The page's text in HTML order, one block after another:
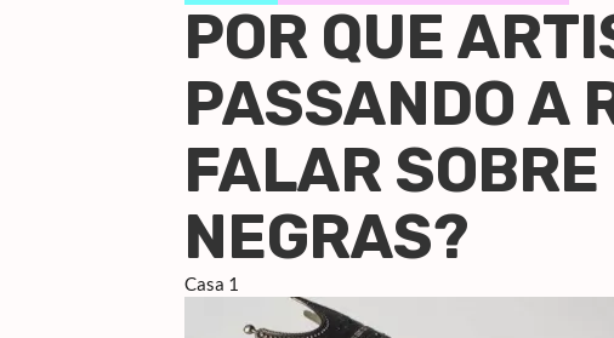
POR QUE
PASSANDO A
FALAR
NEGRAS?
Casa 1